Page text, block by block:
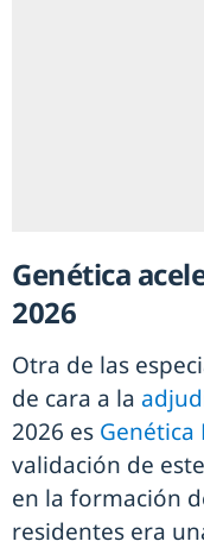
Genética
2026
Otra de las
de cara a la
2026 es Genética
validación de
en la formación
residentes era